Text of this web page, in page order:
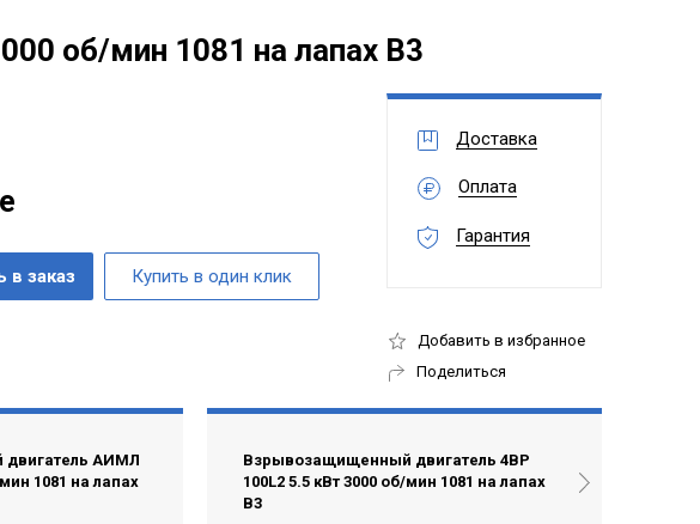
об/мин 1081 на лапах В3
Доставка
Оплата
Гарантия
Добавить в избранное
Поделиться
АИМЛ
1081 на лапах
Взрывозащищенный двигатель 4ВР
100L2 5.5 кВт 3000 об/мин 1081 на лапах
В3